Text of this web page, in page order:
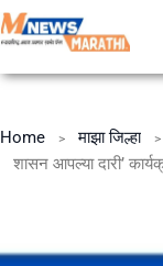
Home
माझा जिल्हा